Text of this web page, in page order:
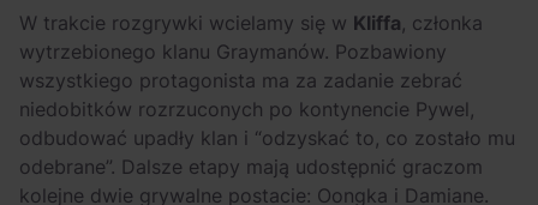
W trakcie rozgrywki wcielamy się w Kliffa , członka
wytrzebionego klanu Graymanów. Pozbawiony
wszystkiego protagonista ma za zadanie zebrać
niedobitków rozrzuconych po kontynencie Pywel,
odbudować upadły klan i “odzyskać to, co zostało mu
odebrane”. Dalsze etapy mają udostępnić graczom
kolejne dwie grywalne postacie: Oongka i Damiane.